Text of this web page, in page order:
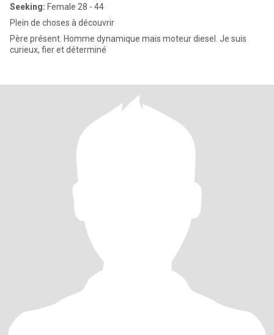
Seeking: Female 28 - 44
Plein de choses à découvrir
Père présent. Homme dynamique mais moteur diesel. Je suis
curieux, fier et déterminé